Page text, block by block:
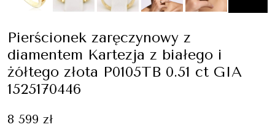
Pierścionek zaręczynowy z
diamentem Kartezja z białego i
żółtego złota P0105TB 0.51 ct GIA
1525170446
8 599 zł